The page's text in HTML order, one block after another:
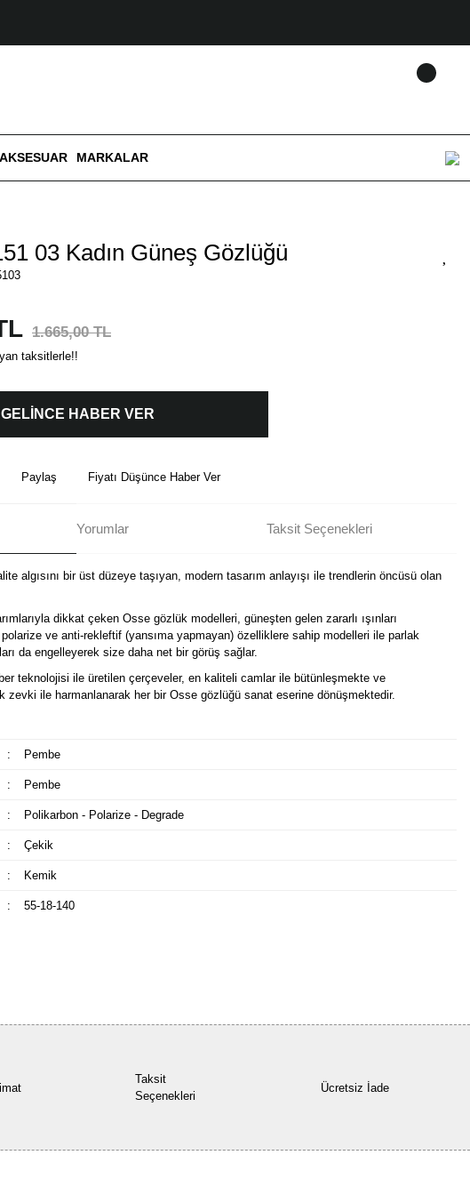
AKSESUAR MARKALAR
03 Kadın Güneş Gözlüğü
1.665,00 TL
taksitlerle!!
GELİNCE HABER VER
Paylaş Fiyatı Düşünce Haber Ver
Yorumlar Taksit Seçenekleri
algısını bir üst düzeye taşıyan, modern tasarım anlayışı ile trendlerin öncüsü olan
dikkat çeken Osse gözlük modelleri, güneşten gelen zararlı ışınları
ve anti-rekleftif (yansıma yapmayan) özelliklere sahip modelleri ile parlak
da engelleyerek size daha net bir görüş sağlar.
teknolojisi ile üretilen çerçeveler, en kaliteli camlar ile bütünleşmekte ve
zevki ile harmanlanarak her bir Osse gözlüğü sanat eserine dönüşmektedir.
: Pembe
: Pembe
: Polikarbon - Polarize - Degrade
: Çekik
: Kemik
: 55-18-140
Taksit
Seçenekleri
Ücretsiz İade